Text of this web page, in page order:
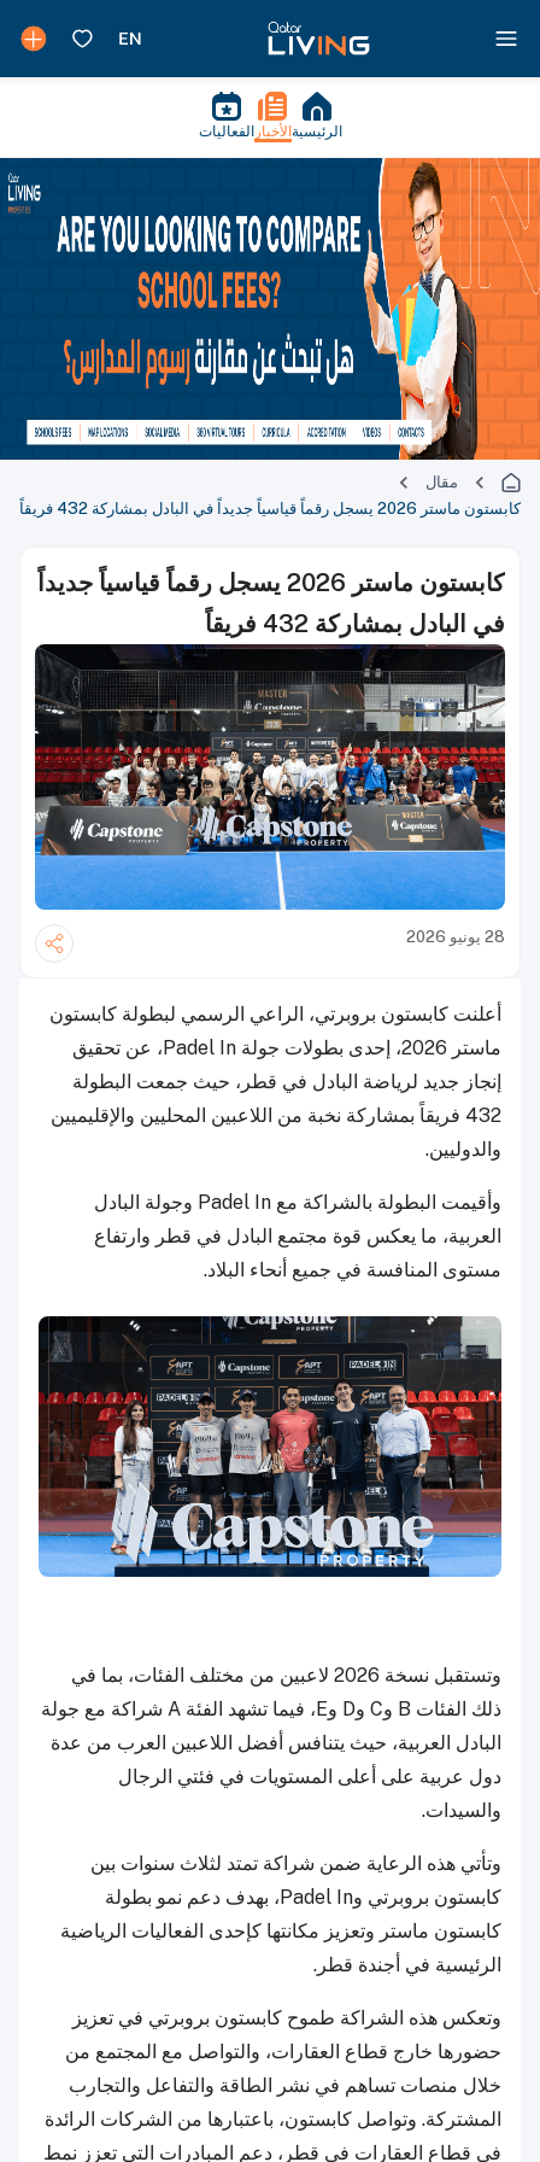
الرئيسية الأخبار الفعاليات
مقال
كابستون ماستر 2026 يسجل رقماً قياسياً جديداً في البادل بمشاركة 432 فريقاً
كابستون ماستر 2026 يسجل رقماً قياسياً جديداً
في البادل بمشاركة 432 فريقاً
28 يونيو 2026
أعلنت كابستون بروبرتي، الراعي الرسمي لبطولة كابستون
ماستر 2026، إحدى بطولات جولة Padel In، عن تحقيق
إنجاز جديد لرياضة البادل في قطر، حيث جمعت البطولة
432 فريقاً بمشاركة نخبة من اللاعبين المحليين والإقليميين
والدوليين.
وأقيمت البطولة بالشراكة مع Padel In وجولة البادل
العربية، ما يعكس قوة مجتمع البادل في قطر وارتفاع
مستوى المنافسة في جميع أنحاء البلاد.
وتستقبل نسخة 2026 لاعبين من مختلف الفئات، بما في
ذلك الفئات B وC وD وE، فيما تشهد الفئة A شراكة مع جولة
البادل العربية، حيث يتنافس أفضل اللاعبين العرب من عدة
دول عربية على أعلى المستويات في فئتي الرجال
والسيدات.
وتأتي هذه الرعاية ضمن شراكة تمتد لثلاث سنوات بين
كابستون بروبرتي وPadel In، بهدف دعم نمو بطولة
كابستون ماستر وتعزيز مكانتها كإحدى الفعاليات الرياضية
الرئيسية في أجندة قطر.
وتعكس هذه الشراكة طموح كابستون بروبرتي في تعزيز
حضورها خارج قطاع العقارات، والتواصل مع المجتمع من
خلال منصات تساهم في نشر الطاقة والتفاعل والتجارب
المشتركة. وتواصل كابستون، باعتبارها من الشركات الرائدة
في قطاع العقارات في قطر، دعم المبادرات التي تعزز نمط